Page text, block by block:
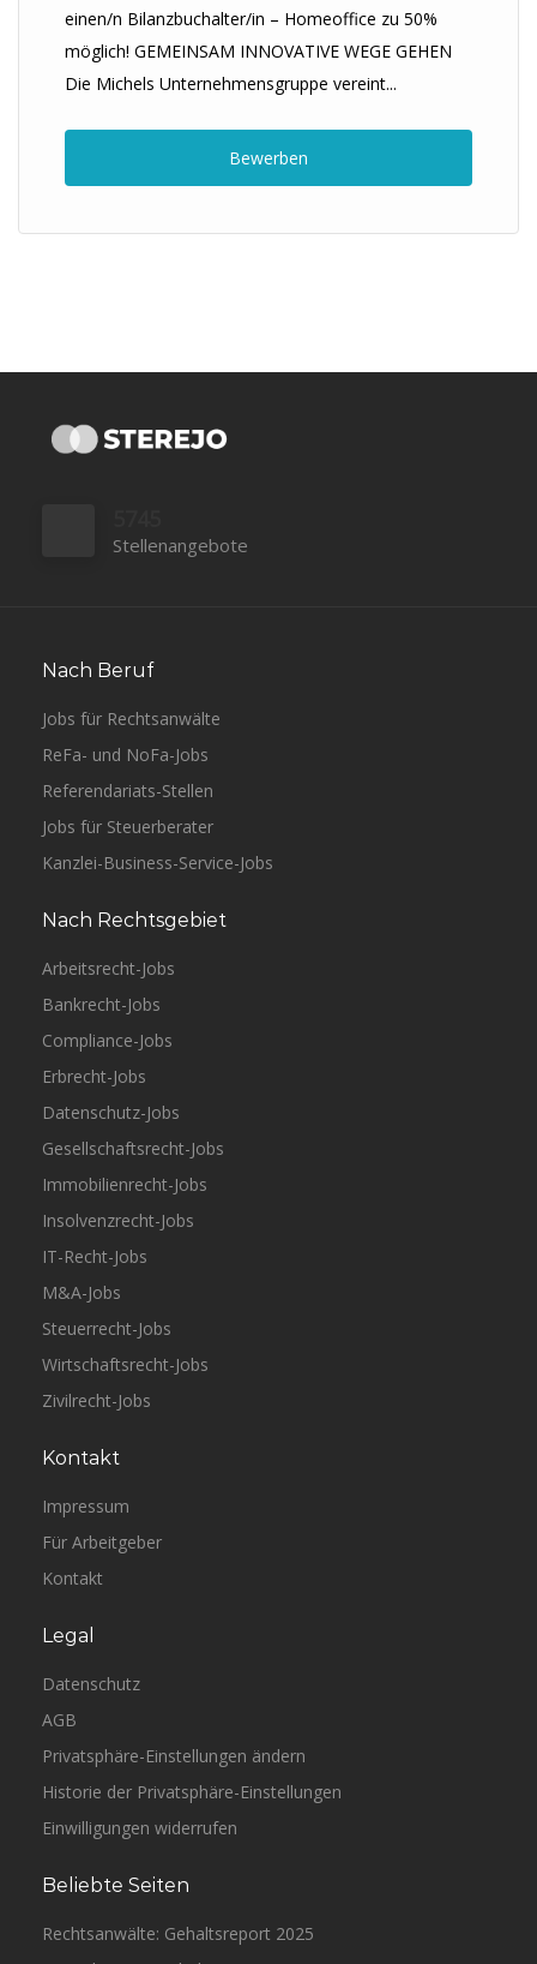
einen/n Bilanzbuchalter/in – Homeoffice zu 50%
möglich! GEMEINSAM INNOVATIVE WEGE GEHEN
Die Michels Unternehmensgruppe vereint...
Bewerben
Stellenangebote
Nach Beruf
Jobs für Rechtsanwälte
ReFa- und NoFa-Jobs
Referendariats-Stellen
Jobs für Steuerberater
Kanzlei-Business-Service-Jobs
Nach Rechtsgebiet
Arbeitsrecht-Jobs
Bankrecht-Jobs
Compliance-Jobs
Erbrecht-Jobs
Datenschutz-Jobs
Gesellschaftsrecht-Jobs
Immobilienrecht-Jobs
Insolvenzrecht-Jobs
IT-Recht-Jobs
M&A-Jobs
Steuerrecht-Jobs
Wirtschaftsrecht-Jobs
Zivilrecht-Jobs
Kontakt
Impressum
Für Arbeitgeber
Kontakt
Legal
Datenschutz
AGB
Privatsphäre-Einstellungen ändern
Historie der Privatsphäre-Einstellungen
Einwilligungen widerrufen
Beliebte Seiten
Rechtsanwälte: Gehaltsreport 2025